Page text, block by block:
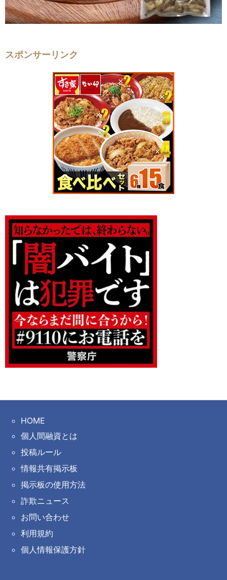
スポンサーリンク
HOME
個人間融資とは
投稿ルール
情報共有掲示板
掲示板の使用方法
詐欺ニュース
お問い合わせ
利用規約
個人情報保護方針